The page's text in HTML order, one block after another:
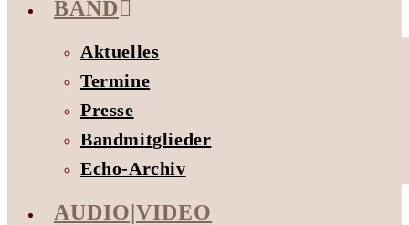
BAND
Aktuelles
Termine
Presse
Bandmitglieder
Echo-Archiv
AUDIO|VIDEO